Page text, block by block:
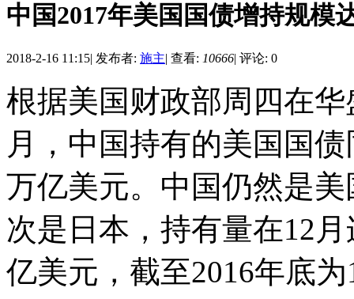
中国2017年美国国债增持规模
2018-2-16 11:15| 发布者: 施主| 查看: 10666| 评论: 0
根据美国财政部周四在
月，中国持有的美国国
万亿美元。中国仍然是
次是日本，持有量在12
亿美元，截至2016年底